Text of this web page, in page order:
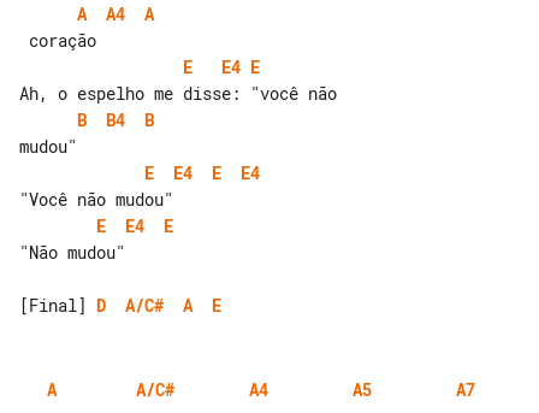
A
A4
A
E
E4 E
B
B4
B
E
E4 E
E4
E
E4
E
"Não mudou"
[Final] D A/C# A E
A A/C# A4 A5 A7